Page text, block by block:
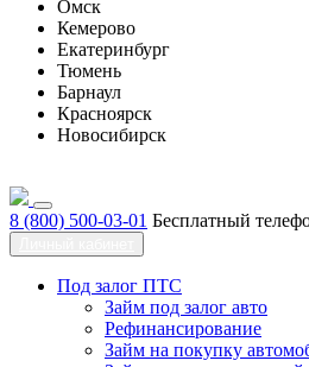
Омск
Кемерово
Екатеринбург
Тюмень
Барнаул
Красноярск
Новосибирск
8 (800) 500-03-01 Бесплатный
Под залог ПТС
Займ под залог авто
Рефинансирование
Займ на покупку